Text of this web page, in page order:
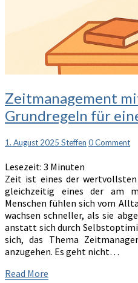
Zeitmanagement
mit
Sinn:
4
für
einen
bewussten
Alltag
Zeitmanagement
Grundregeln für
1. August 2025 Steffen Comments
0 Comment
Lesezeit: 3 Minuten
Zeit ist eines der
gleichzeitig eines der am
Menschen fühlen sich vom
wachsen schneller, als sie
anstatt sich durch
sich, das Thema
anzugehen. Es geht nicht…
Read More